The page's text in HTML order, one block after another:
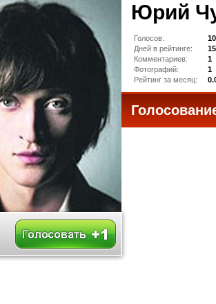
Юрий
Голосов:
Дней в рейтинге:
Комментариев:
1
Фотографий:
1
Рейтинг за месяц: